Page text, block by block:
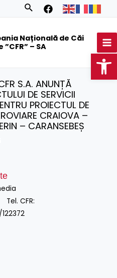
Search
Națională de Căi
”CFR” – SA
S.A. ANUNȚĂ
DE SERVICII
PROIECTUL DE
CRAIOVA –
– CARANSEBEȘ